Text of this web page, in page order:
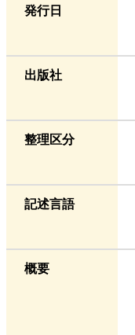
発行日
出版社
整理区分
記述言語
概要